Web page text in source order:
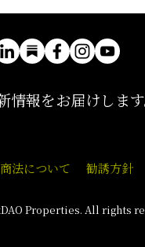
報をお届けします
法について 勧誘方針
Properties. All rights